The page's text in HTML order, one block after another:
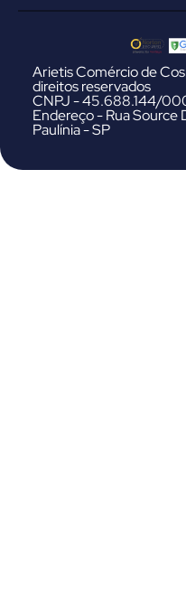
Arietis Comércio de
direitos reservados
CNPJ - 45.688.144/
Endereço - Rua Source
Paulínia - SP